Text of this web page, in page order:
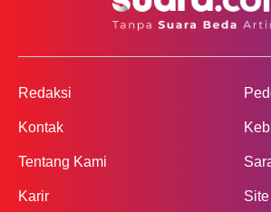
Redaksi
Kontak
Tentang Kami
Karir